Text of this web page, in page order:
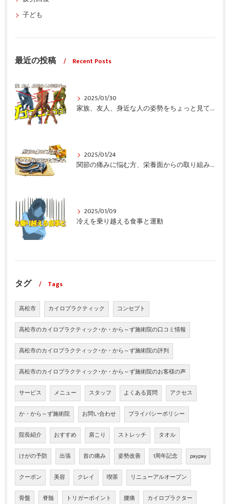
子ども
最近の投稿 Recent Posts
2025/01/30
家族、友人、身近な人の姿勢をちょっと見てみませんか？
2025/01/24
関節の痛みに悩む方、栄養面からの取り組みも重要ですよ！
2025/01/09
冷えを乗り越える食事と運動
タグ Tags
高松市 カイロプラクティック コンセプト
高松市のカイロプラクティック･か・から～ず施術院の口コミ情報
高松市のカイロプラクティック･か・から～ず施術院の評判
高松市のカイロプラクティック･か・から～ず施術院のお客様の声
サービス メニュー スタッフ よくある質問 アクセス
か・から～ず施術院 お問い合わせ プライバシーポリシー
院長紹介 おすすめ 肩こり ストレッチ タオル
けがの予防 出張 首の痛み 姿勢改善 1周年記念 paypay
クーポン 美容 クレイ 喫茶 リニューアルオープン
骨盤 脊髄 トリガーポイント 腰痛 カイロプラクター